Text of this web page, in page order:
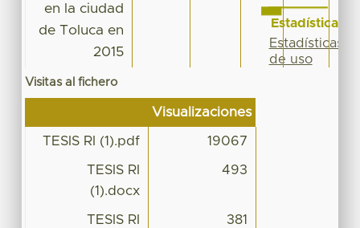
en la ciudad
de Toluca en
2015
Visitas al fichero
Visualizaciones
TESIS RI (1).pdf 19067
TESIS RI
(1).docx
493
TESIS RI
381
Estadísticas
Estadísticas
de uso